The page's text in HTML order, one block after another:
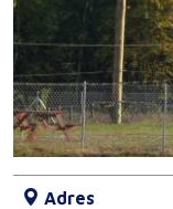
Adres